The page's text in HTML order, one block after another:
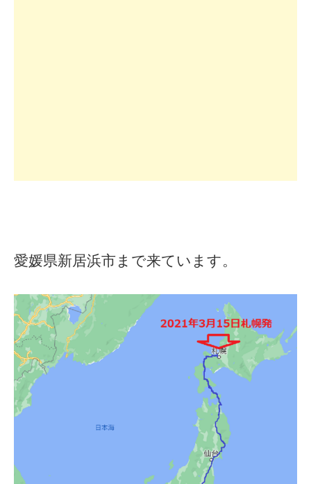
愛媛県新居浜市まで来ています。